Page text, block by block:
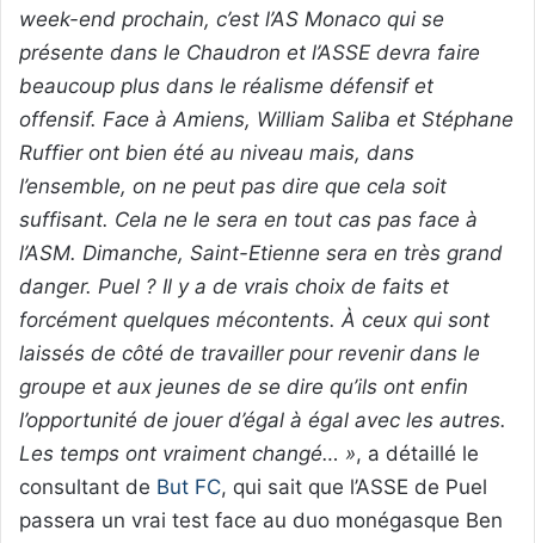
week-end prochain, c’est l’AS Monaco qui se
présente dans le Chaudron et l’ASSE devra faire
beaucoup plus dans le réalisme défensif et
offensif. Face à Amiens, William Saliba et Stéphane
Ruffier ont bien été au niveau mais, dans
l’ensemble, on ne peut pas dire que cela soit
suffisant. Cela ne le sera en tout cas pas face à
l’ASM. Dimanche, Saint-Etienne sera en très grand
danger. Puel ? Il y a de vrais choix de faits et
forcément quelques mécontents. À ceux qui sont
laissés de côté de travailler pour revenir dans le
groupe et aux jeunes de se dire qu’ils ont enfin
l’opportunité de jouer d’égal à égal avec les autres.
Les temps ont vraiment changé… », a détaillé le
consultant de But FC, qui sait que l’ASSE de Puel
passera un vrai test face au duo monégasque Ben